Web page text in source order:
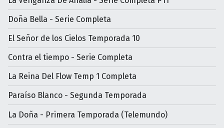
Doña Bella - Serie Completa
El Señor de los Cielos Temporada 10
Contra el tiempo - Serie Completa
La Reina Del Flow Temp 1 Completa
Paraíso Blanco - Segunda Temporada
La Doña - Primera Temporada (Telemundo)